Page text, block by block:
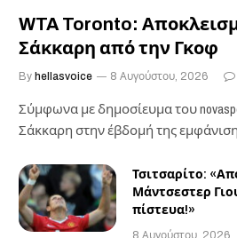
WTA Toronto:
Σάκκαρη από την Γκοφ
By hellasvoice 8 Αυγούστου, 2026
Σύμφωνα με δημοσίευμα του
Σάκκαρη στην έβδομή της
Τσιτσαρίτο:
Μάντσεστερ
πίστευα!»
8 Αυγούστου, 2026